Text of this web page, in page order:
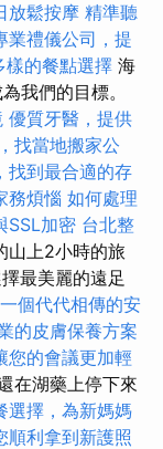
放鬆按摩 精準聽
業禮儀公司，提
的餐點選擇 海
我們的目標。
優質牙醫，提供
找當地搬家公
找到最合適的存
務煩惱 如何處理
SSL加密 台北整
山上2小時的旅
最美麗的遠足
個代代相傳的安
的皮膚保養方案
您的會議更加輕
在湖藥上停下來
選擇，為新媽媽
順利拿到新護照